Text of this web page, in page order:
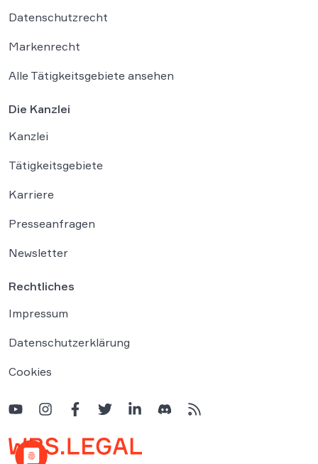
Datenschutzrecht
Markenrecht
Alle Tätigkeitsgebiete ansehen
Die Kanzlei
Kanzlei
Tätigkeitsgebiete
Karriere
Presseanfragen
Newsletter
Rechtliches
Impressum
Datenschutzerklärung
Cookies